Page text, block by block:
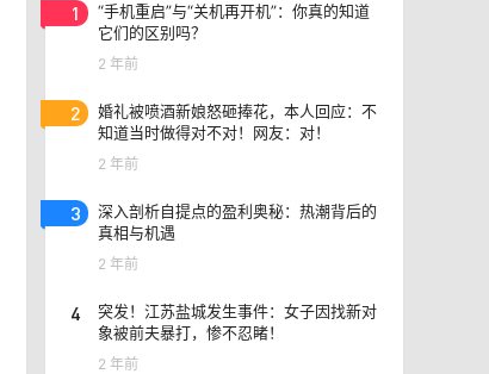
1
“手机重启”与“关机再开机”：你真的知道
它们的区别吗？
2 年前
2
婚礼被喷酒新娘怒砸捧花，本人回应：不
知道当时做得对不对！网友：对！
2 年前
3
深入剖析自提点的盈利奥秘：热潮背后的
真相与机遇
2 年前
4
突发！江苏盐城发生事件：女子因找新对
象被前夫暴打，惨不忍睹！
2 年前